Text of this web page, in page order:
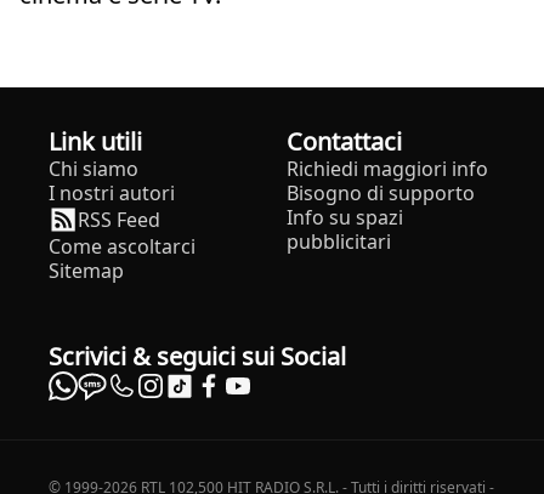
Link utili
Chi siamo
I nostri autori
RSS Feed
Come ascoltarci
Sitemap
Contattaci
Richiedi maggiori info
Bisogno di supporto
Info su spazi
pubblicitari
Scrivici & seguici sui Social
© 1999-2026 RTL 102,500 HIT RADIO S.R.L. - Tutti i diritti riservati -